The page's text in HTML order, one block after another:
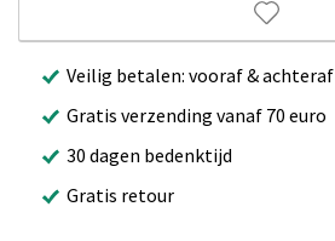
Veilig betalen: vooraf & achteraf
Gratis verzending vanaf 70 euro
30 dagen bedenktijd
Gratis retour